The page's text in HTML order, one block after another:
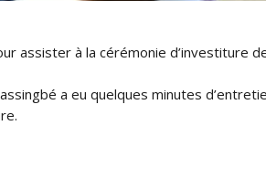
assister à la cérémonie d’investiture
a eu quelques minutes